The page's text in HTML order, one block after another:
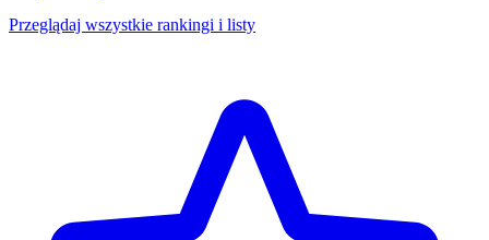
Przeglądaj wszystkie rankingi i listy